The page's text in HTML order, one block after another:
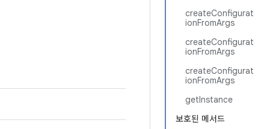
createConfigurat
ionFromArgs
createConfigurat
ionFromArgs
createConfigurat
ionFromArgs
getInstance
보호된 메서드